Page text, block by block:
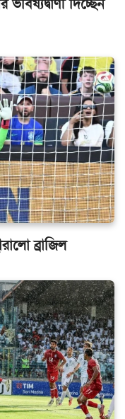
দিচ্ছেন
ব্রাজিল